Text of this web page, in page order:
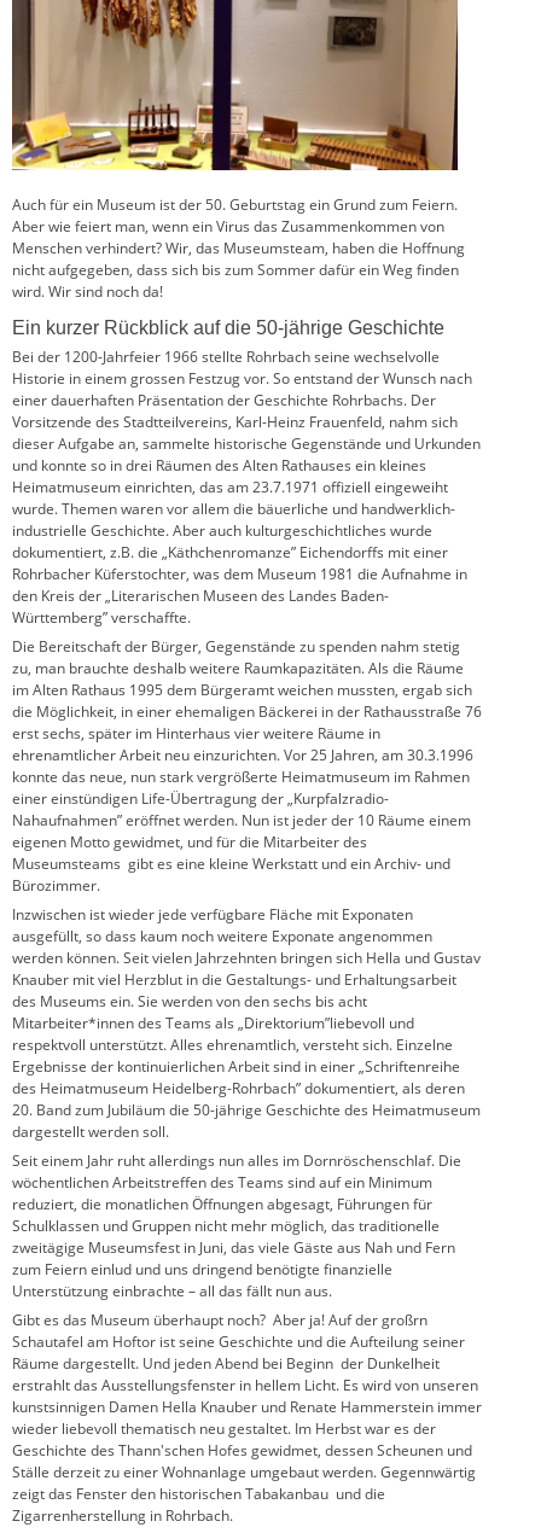
Auch für ein Museum ist der 50. Geburtstag ein Grund zum Feiern.
Aber wie feiert man, wenn ein Virus das Zusammenkommen von
Menschen verhindert? Wir, das Museumsteam, haben die Hoffnung
nicht aufgegeben, dass sich bis zum Sommer dafür ein Weg finden
wird. Wir sind noch da!
Ein kurzer Rückblick auf die 50-jährige Geschichte
Bei der 1200-Jahrfeier 1966 stellte Rohrbach seine wechselvolle
Historie in einem grossen Festzug vor. So entstand der Wunsch nach
einer dauerhaften Präsentation der Geschichte Rohrbachs. Der
Vorsitzende des Stadtteilvereins, Karl-Heinz Frauenfeld, nahm sich
dieser Aufgabe an, sammelte historische Gegenstände und Urkunden
und konnte so in drei Räumen des Alten Rathauses ein kleines
Heimatmuseum einrichten, das am 23.7.1971 offiziell eingeweiht
wurde. Themen waren vor allem die bäuerliche und handwerklich-
industrielle Geschichte. Aber auch kulturgeschichtliches wurde
dokumentiert, z.B. die „Käthchenromanze” Eichendorffs mit einer
Rohrbacher Küferstochter, was dem Museum 1981 die Aufnahme in
den Kreis der „Literarischen Museen des Landes Baden-
Württemberg” verschaffte.
Die Bereitschaft der Bürger, Gegenstände zu spenden nahm stetig
zu, man brauchte deshalb weitere Raumkapazitäten. Als die Räume
im Alten Rathaus 1995 dem Bürgeramt weichen mussten, ergab sich
die Möglichkeit, in einer ehemaligen Bäckerei in der Rathausstraße 76
erst sechs, später im Hinterhaus vier weitere Räume in
ehrenamtlicher Arbeit neu einzurichten. Vor 25 Jahren, am 30.3.1996
konnte das neue, nun stark vergrößerte Heimatmuseum im Rahmen
einer einstündigen Life-Übertragung der „Kurpfalzradio-
Nahaufnahmen” eröffnet werden. Nun ist jeder der 10 Räume einem
eigenen Motto gewidmet, und für die Mitarbeiter des
Museumsteams gibt es eine kleine Werkstatt und ein Archiv- und
Bürozimmer.
Inzwischen ist wieder jede verfügbare Fläche mit Exponaten
ausgefüllt, so dass kaum noch weitere Exponate angenommen
werden können. Seit vielen Jahrzehnten bringen sich Hella und Gustav
Knauber mit viel Herzblut in die Gestaltungs- und Erhaltungsarbeit
des Museums ein. Sie werden von den sechs bis acht
Mitarbeiter*innen des Teams als „Direktorium”liebevoll und
respektvoll unterstützt. Alles ehrenamtlich, versteht sich. Einzelne
Ergebnisse der kontinuierlichen Arbeit sind in einer „Schriftenreihe
des Heimatmuseum Heidelberg-Rohrbach” dokumentiert, als deren
20. Band zum Jubiläum die 50-jährige Geschichte des Heimatmuseum
dargestellt werden soll.
Seit einem Jahr ruht allerdings nun alles im Dornröschenschlaf. Die
wöchentlichen Arbeitstreffen des Teams sind auf ein Minimum
reduziert, die monatlichen Öffnungen abgesagt, Führungen für
Schulklassen und Gruppen nicht mehr möglich, das traditionelle
zweitägige Museumsfest in Juni, das viele Gäste aus Nah und Fern
zum Feiern einlud und uns dringend benötigte finanzielle
Unterstützung einbrachte – all das fällt nun aus.
Gibt es das Museum überhaupt noch? Aber ja! Auf der großrn
Schautafel am Hoftor ist seine Geschichte und die Aufteilung seiner
Räume dargestellt. Und jeden Abend bei Beginn der Dunkelheit
erstrahlt das Ausstellungsfenster in hellem Licht. Es wird von unseren
kunstsinnigen Damen Hella Knauber und Renate Hammerstein immer
wieder liebevoll thematisch neu gestaltet. Im Herbst war es der
Geschichte des Thann'schen Hofes gewidmet, dessen Scheunen und
Ställe derzeit zu einer Wohnanlage umgebaut werden. Gegennwärtig
zeigt das Fenster den historischen Tabakanbau und die
Zigarrenherstellung in Rohrbach.